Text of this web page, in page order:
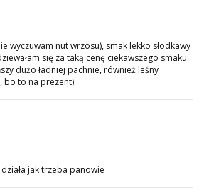
wyczuwam nut wrzosu), smak lekko słodkawy
się za taką cenę ciekawszego smaku.
dużo ładniej pachnie, również leśny
bo to na prezent).
jak trzeba panowie